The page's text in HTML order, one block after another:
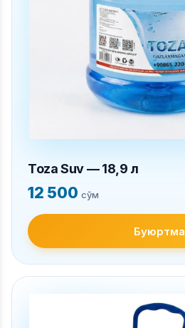
Toza Suv — 18,9 л
12 500сўм
Буюртма